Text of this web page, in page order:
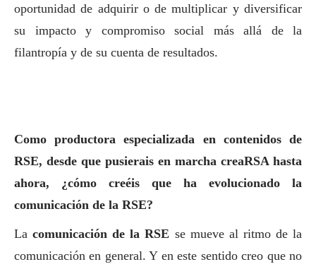
oportunidad de adquirir o de multiplicar y diversificar
su impacto y compromiso social más allá de la
filantropía y de su cuenta de resultados.
Como productora especializada en contenidos de
RSE, desde que pusierais en marcha creaRSA hasta
ahora, ¿cómo creéis que ha evolucionado la
comunicación de la RSE?
Lacomunicación de la RSE se mueve al ritmo de la
comunicación en general. Y en este sentido creo que no